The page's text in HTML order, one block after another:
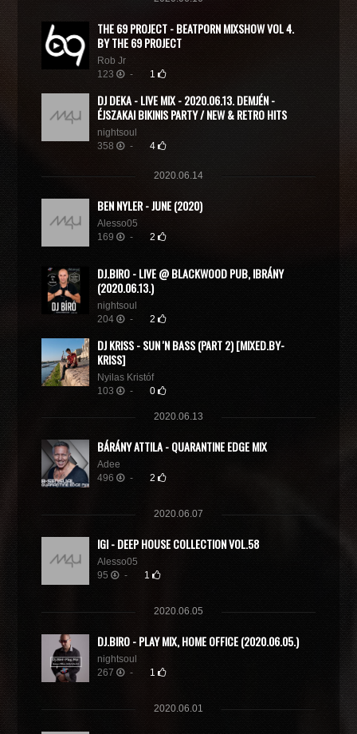
THE 69 PROJECT - BEATPORN MIXSHOW VOL 4.
BY THE 69 PROJECT
Rob Jr
123
- 1
DJ DEKA - LIVE MIX - 2020.06.13. DEMJÉN -
ÉJSZAKAI BIKINIS PARTY / NEW & RETRO HITS
nightsoul
358
- 4
2020.06.14
BEN NYLER - JUNE (2020)
Alesso05
169
- 2
DJ.BIRO - LIVE @ BLACKWOOD PUB, IBRÁNY
(2020.06.13.)
nightsoul
204
- 2
DJ KRISS - SUN 'N BASS (PART 2) [MIXED.BY-
KRISS]
Nyilas Kristóf
103
- 0
2020.06.13
BÁRÁNY ATTILA - QUARANTINE EDGE MIX
Adee
496
- 2
2020.06.07
IGI - DEEP HOUSE COLLECTION VOL.58
Alesso05
95
- 1
2020.06.05
DJ.BIRO - PLAY MIX, HOME OFFICE (2020.06.05.)
nightsoul
267
- 1
2020.06.01